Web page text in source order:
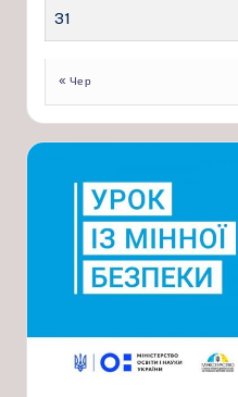
31
« Чер